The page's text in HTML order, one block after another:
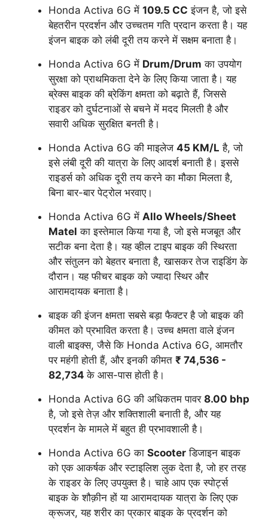
Honda Activa 6G में 109.5 CC इंजन है, जो इसे
बेहतरीन प्रदर्शन और उच्चतम गति प्रदान करता है। यह
इंजन बाइक को लंबी दूरी तय करने में सक्षम बनाता है।
Honda Activa 6G में Drum/Drum का उपयोग
सुरक्षा को प्राथमिकता देने के लिए किया जाता है। यह
ब्रेक्स बाइक की ब्रेकिंग क्षमता को बढ़ाते हैं, जिससे
राइडर को दुर्घटनाओं से बचने में मदद मिलती है और
सवारी अधिक सुरक्षित बनती है।
Honda Activa 6G की माइलेज 45 KM/L है, जो
इसे लंबी दूरी की यात्रा के लिए आदर्श बनाती है। इससे
राइडर्स को अधिक दूरी तय करने का मौका मिलता है,
बिना बार-बार पेट्रोल भरवाए।
Honda Activa 6G में Allo Wheels/Sheet
Matel का इस्तेमाल किया गया है, जो इसे मजबूत और
सटीक बना देता है। यह व्हील टाइप बाइक की स्थिरता
और संतुलन को बेहतर बनाता है, खासकर तेज राइडिंग के
दौरान। यह फीचर बाइक को ज्यादा स्थिर और
आरामदायक बनाता है।
बाइक की इंजन क्षमता सबसे बड़ा फैक्टर है जो बाइक की
कीमत को प्रभावित करता है। उच्च क्षमता वाले इंजन
वाली बाइक्स, जैसे कि Honda Activa 6G, आमतौर
पर महंगी होती हैं, और इनकी कीमत ₹ 74,536 -
82,734के आस-पास होती है।
Honda Activa 6G की अधिकतम पावर 8.00 bhp
है, जो इसे तेज़ और शक्तिशाली बनाती है, और यह
प्रदर्शन के मामले में बहुत ही प्रभावशाली है।
Honda Activa 6G का Scooter डिजाइन बाइक
को एक आकर्षक और स्टाइलिश लुक देता है, जो हर तरह
के राइडर के लिए उपयुक्त है। चाहे आप एक स्पोर्ट्स
बाइक के शौक़ीन हों या आरामदायक यात्रा के लिए एक
क्रूजर, यह शरीर का प्रकार बाइक के प्रदर्शन को